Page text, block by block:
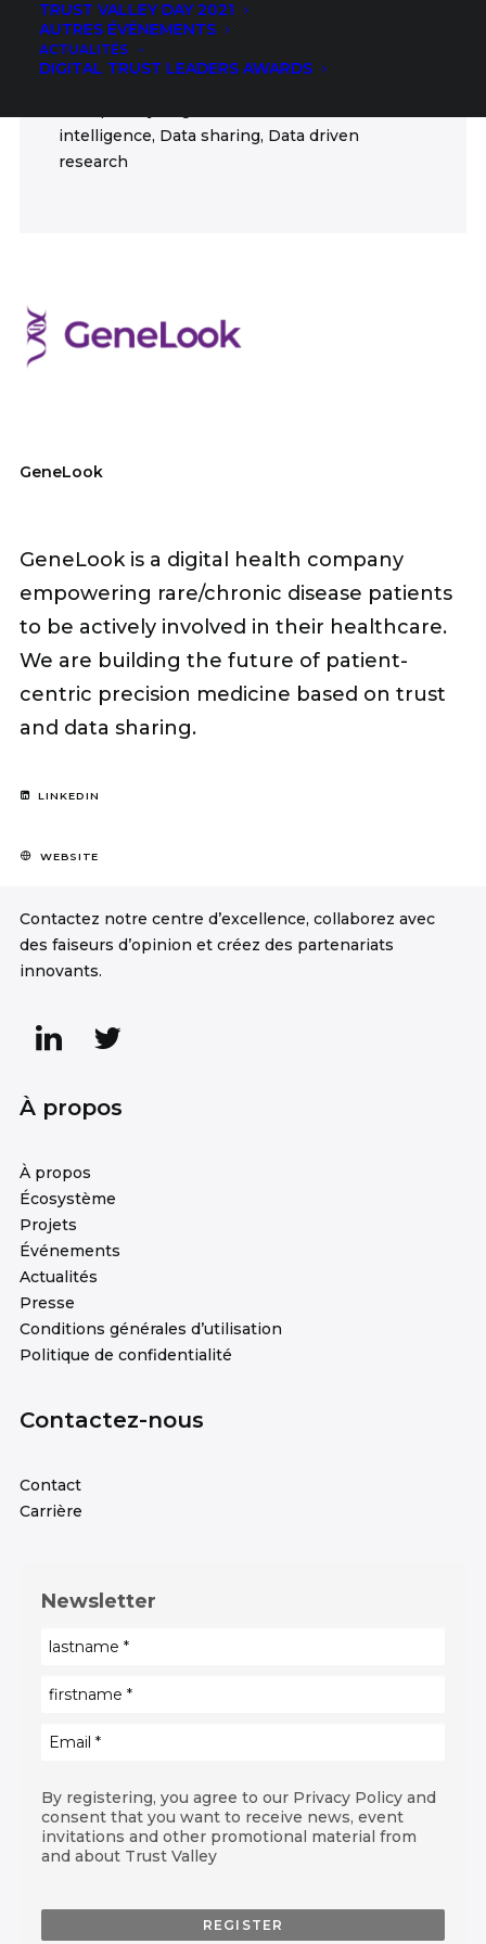
TRUST VALLEY DAY 2021
AUTRES ÉVÉNEMENTS
ACTUALITÉS
DIGITAL TRUST LEADERS AWARDS
Health
FIELDS
intelligence, Data sharing, Data driven
research
GeneLook
GeneLook is a digital health company
empowering rare/chronic disease patients
to be actively involved in their healthcare.
We are building the future of patient-
centric precision medicine based on trust
and data sharing.
LINKEDIN
WEBSITE
Contactez notre centre d’excellence, collaborez avec
des faiseurs d’opinion et créez des partenariats
innovants.
À propos
À propos
Écosystème
Projets
Événements
Actualités
Presse
Conditions générales d’utilisation
Politique de confidentialité
Contactez-nous
Contact
Carrière
Newsletter
By registering, you agree to our Privacy Policy and
consent that you want to receive news, event
invitations and other promotional material from
and about Trust Valley